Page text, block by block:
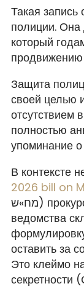
Такая запись
полиции. Она
который
Защита
своей целью
отсутствием
полностью
упоминание
В контексте
2026 bill on
מח»ש) прокуроры нового автономного
ведомства
оставить за
Это клеймо
секретности